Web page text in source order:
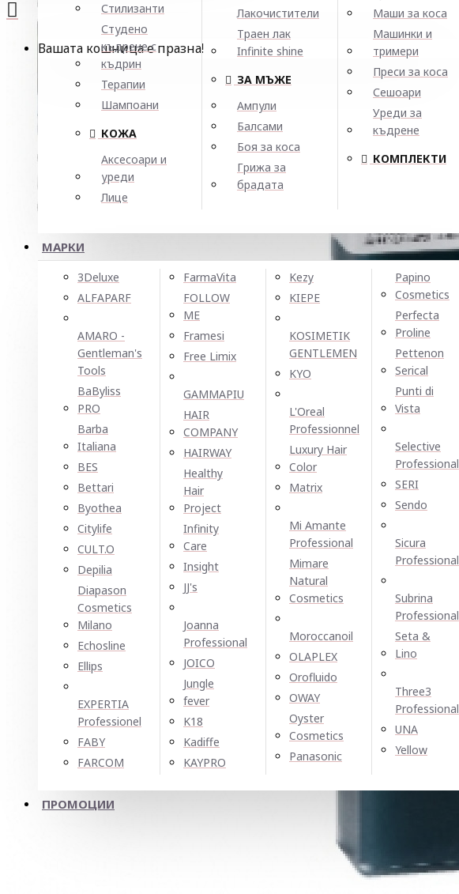
Стилизанти
Студено
къдрене с
къдрин
Терапии
Шампоани
КОЖА
Аксесоари и
уреди
Лице
Лакочистители
Траен лак
Infinite shine
ЗА МЪЖЕ
Ампули
Балсами
Боя за коса
Грижа за
брадата
Маши за коса
Машинки и
тримери
Преси за коса
Сешоари
Уреди за
къдрене
КОМПЛЕКТИ
МАРКИ
3Deluxe
ALFAPARF
AMARO -
Gentleman's
Tools
BaByliss
PRO
Barba
Italiana
BES
Bettari
Byothea
Citylife
CULT.O
Depilia
Diapason
Cosmetics
Milano
Echosline
Ellірѕ
EXPERTIA
Professionel
FABY
FARCOM
FarmaVita
FOLLOW
ME
Framesi
Free Limix
GAMMAPIU
HAIR
COMPANY
HAIRWAY
Healthy
Hair
Project
Infinity
Care
Insight
JJ's
Joanna
Professional
JOICO
Jungle
fever
K18
Kadiffe
KAYPRO
Kezy
KIEPE
KOSIMETIK
GENTLEMEN
KYO
L'Oreal
Professionnel
Luxury Hair
Color
Matrix
Mi Amante
Professional
Mimare
Natural
Cosmetics
Moroccanoil
OLAPLEX
Orofluido
OWAY
Oyster
Cosmetics
Panasonic
Papino
Cosmetics
Perfecta
Proline
Pettenon
Serical
Punti di
Vista
Selective
Professional
SERI
Sendo
Sicura
Professional
Subrina
Professional
Seta &
Lino
Three3
Professional
UNA
Yellow
ПРОМОЦИИ
Вашата кошница е празна!